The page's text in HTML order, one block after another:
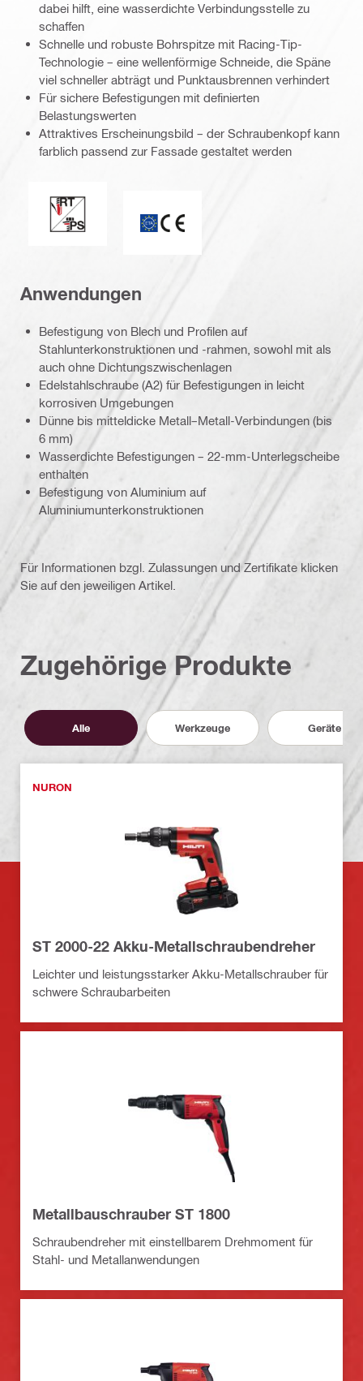
dabei hilft, eine wasserdichte Verbindungsstelle zu
schaffen
Schnelle und robuste Bohrspitze mit Racing-Tip-
Technologie – eine wellenförmige Schneide, die Späne
viel schneller abträgt und Punktausbrennen verhindert
Für sichere Befestigungen mit definierten
Belastungswerten
Attraktives Erscheinungsbild – der Schraubenkopf kann
farblich passend zur Fassade gestaltet werden
Perfekte Abdichtung / Racing Tip
Anwendungen
Befestigung von Blech und Profilen auf
Stahlunterkonstruktionen und -rahmen, sowohl mit als
auch ohne Dichtungszwischenlagen
Edelstahlschraube (A2) für Befestigungen in leicht
korrosiven Umgebungen
Dünne bis mitteldicke Metall–Metall-Verbindungen (bis
6 mm)
Wasserdichte Befestigungen – 22-mm-Unterlegscheibe
enthalten
Befestigung von Aluminium auf
Aluminiumunterkonstruktionen
Für Informationen bzgl. Zulassungen und Zertifikate klicken
Sie auf den jeweiligen Artikel.
Zugehörige Produkte
Alle Werkzeuge Geräte
NURON
ST 2000-22 Akku-Metallschraubendreher
Leichter und leistungsstarker Akku-Metallschrauber für
schwere Schraubarbeiten
Metallbauschrauber ST 1800
Schraubendreher mit einstellbarem Drehmoment für
Stahl- und Metallanwendungen